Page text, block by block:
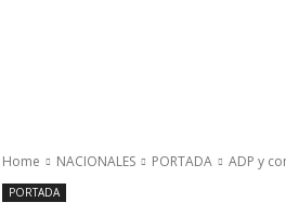
Home NACIONALES PORTADA ADP y
PORTADA